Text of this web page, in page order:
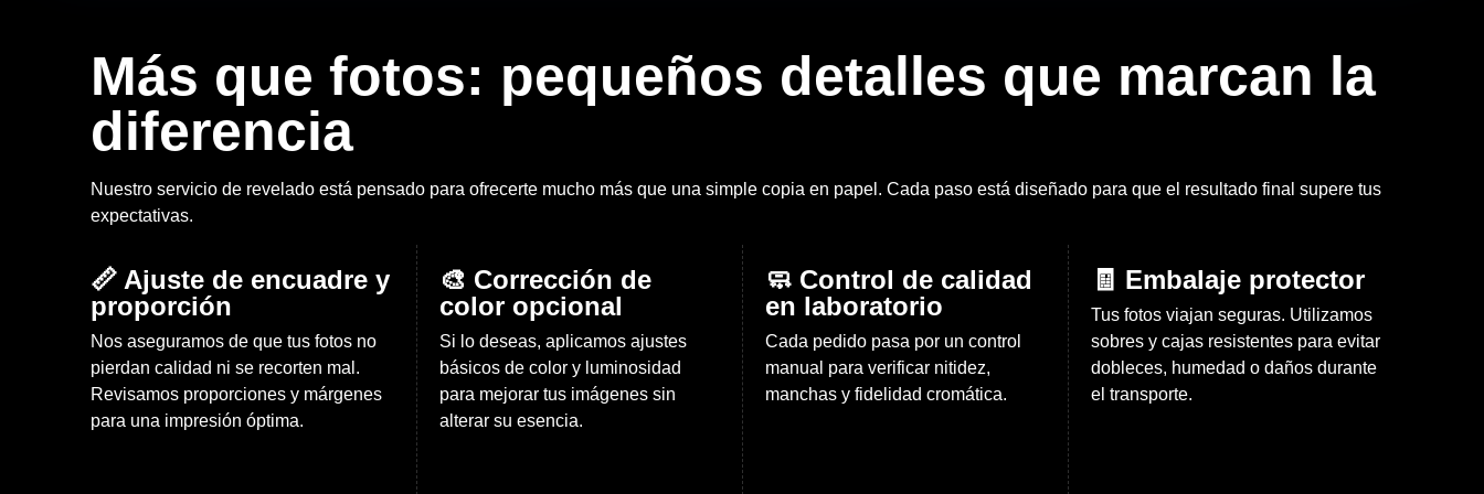
Más que fotos: pequeños detalles que marcan la
diferencia
Nuestro servicio de revelado está pensado para ofrecerte mucho más que una simple copia en papel. Cada paso está diseñado para que el resultado final supere tus
expectativas.
📏 Ajuste de encuadre y
proporción
Nos aseguramos de que tus fotos no
pierdan calidad ni se recorten mal.
Revisamos proporciones y márgenes
para una impresión óptima.
🎨 Corrección de
color opcional
Si lo deseas, aplicamos ajustes
básicos de color y luminosidad
para mejorar tus imágenes sin
alterar su esencia.
🧼 Control de calidad
en laboratorio
Cada pedido pasa por un control
manual para verificar nitidez,
manchas y fidelidad cromática.
🧾 Embalaje protector
Tus fotos viajan seguras. Utilizamos
sobres y cajas resistentes para evitar
dobleces, humedad o daños durante
el transporte.